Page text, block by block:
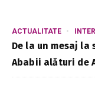
ACTUALITATE
De la un mesaj la
Ababii alături de